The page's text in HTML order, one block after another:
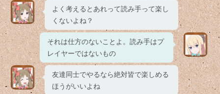
よく考えるとあれって読み手って楽し
くないよね？
それは仕方のないことよ。読み手はプ
レイヤーではないもの
友達同士でやるなら絶対皆で楽しめる
ほうがいいよね